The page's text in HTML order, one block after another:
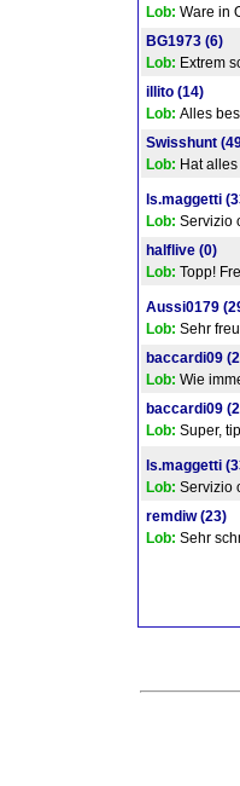
Lob: Ware in
BG1973 (6)
Lob: Extrem
illito (14)
Lob: Alles
Swisshunt
Lob: Hat
ls.maggetti
Lob: Servizio
halflive (0)
Lob: Topp!
Aussi0179
Lob: Sehr
baccardi09
Lob: Wie
baccardi09
Lob: Super,
ls.maggetti
Lob: Servizio
remdiw (23)
Lob: Sehr